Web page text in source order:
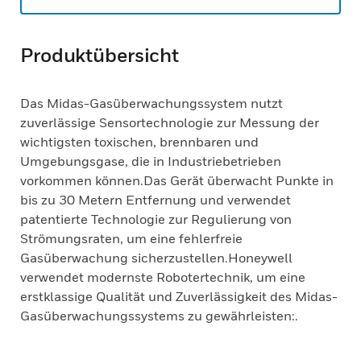
Produktübersicht
Das Midas-Gasüberwachungssystem nutzt
zuverlässige Sensortechnologie zur Messung der
wichtigsten toxischen, brennbaren und
Umgebungsgase, die in Industriebetrieben
vorkommen können.Das Gerät überwacht Punkte in
bis zu 30 Metern Entfernung und verwendet
patentierte Technologie zur Regulierung von
Strömungsraten, um eine fehlerfreie
Gasüberwachung sicherzustellen.Honeywell
verwendet modernste Robotertechnik, um eine
erstklassige Qualität und Zuverlässigkeit des Midas-
Gasüberwachungssystems zu gewährleisten:.